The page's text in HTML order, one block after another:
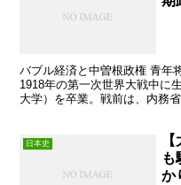
バブル経済と中曽根政権 青
1918年の第一次世界大戦中に
大学）を卒業。戦前は、内務
日本史
も
か